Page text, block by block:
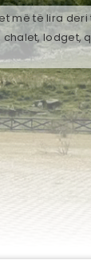
më të lira
lodget,